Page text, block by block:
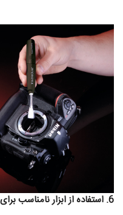
6. استفاده از ابزار نامناسب برای تمیز کردن سنسور